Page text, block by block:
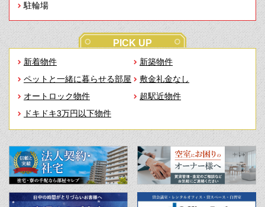
駐輪場
PICK UP
新着物件
新築物件
ペットと一緒に暮らせる部屋
敷金礼金なし
オートロック物件
超駅近物件
ドキドキ3万円以下物件